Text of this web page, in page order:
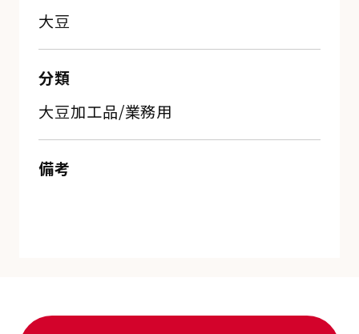
大豆
分類
大豆加工品/業務用
備考